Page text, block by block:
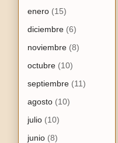
enero (15)
diciembre (6)
noviembre (8)
octubre (10)
septiembre (11)
agosto (10)
julio (10)
junio (8)